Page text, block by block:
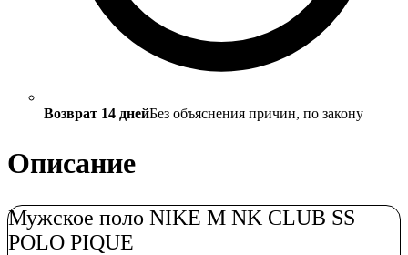
Возврат 14 днейБез объяснения причин, по закону
Описание
Мужское поло NIKE M NK CLUB SS
POLO PIQUE